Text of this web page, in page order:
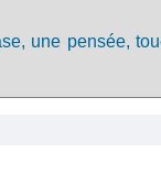
une pensée,